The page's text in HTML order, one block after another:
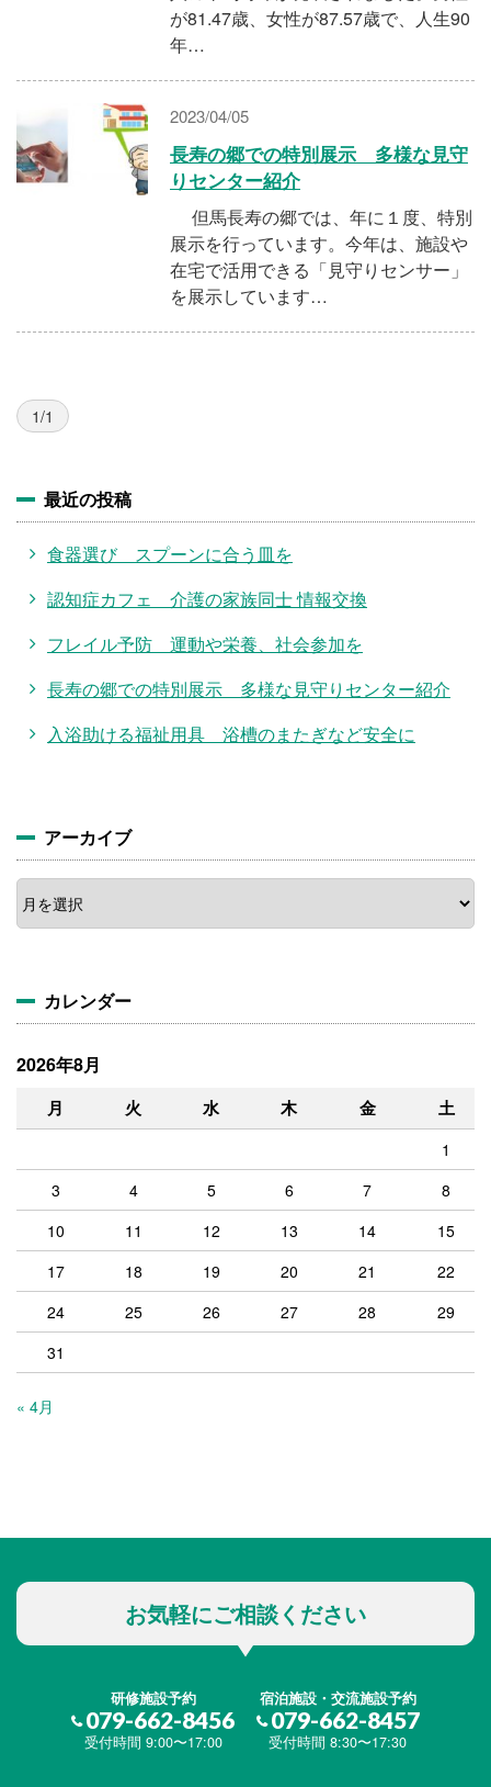
が81.47歳、女性が87.57歳で、人生90
年…
2023/04/05
長寿の郷での特別展示 多様な見守
りセンター紹介
但馬長寿の郷では、年に１度、特別
展示を行っています。今年は、施設や
在宅で活用できる「見守りセンサー」
を展示しています…
1/1
最近の投稿
食器選び スプーンに合う皿を
認知症カフェ 介護の家族同士 情報交換
フレイル予防 運動や栄養、社会参加を
長寿の郷での特別展示 多様な見守りセンター紹介
入浴助ける福祉用具 浴槽のまたぎなど安全に
アーカイブ
カレンダー
2026年8月
月 火 水 木 金 土
1
3
4 5 6 7
8
10
11 12 13 14
15
17
18 19 20 21
22
24
25 26 27 28
29
31
« 4月
お気軽にご相談ください
研修施設予約
079-662-8456
受付時間 9:00〜17:00
宿泊施設・交流施設予約
079-662-8457
受付時間 8:30〜17:30